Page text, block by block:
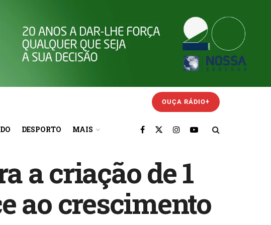
OUÇA RÁDIO+
DESPORTO MAIS
a criação de 1
ao crescimento